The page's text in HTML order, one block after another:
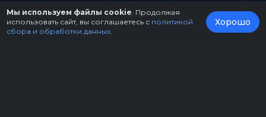
Мы используем файлы cookie . Продолжая
использовать сайт, вы соглашаетесь с политикой
сбора и обработки данных
Хорошо